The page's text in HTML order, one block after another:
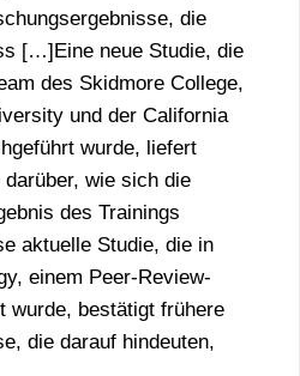
die
[…]Eine neue Studie, die
des Skidmore College,
und der California
wurde, liefert
wie sich die
des Trainings
aktuelle Studie, die in
einem Peer-Review-
wurde, bestätigt frühere
die darauf hindeuten,